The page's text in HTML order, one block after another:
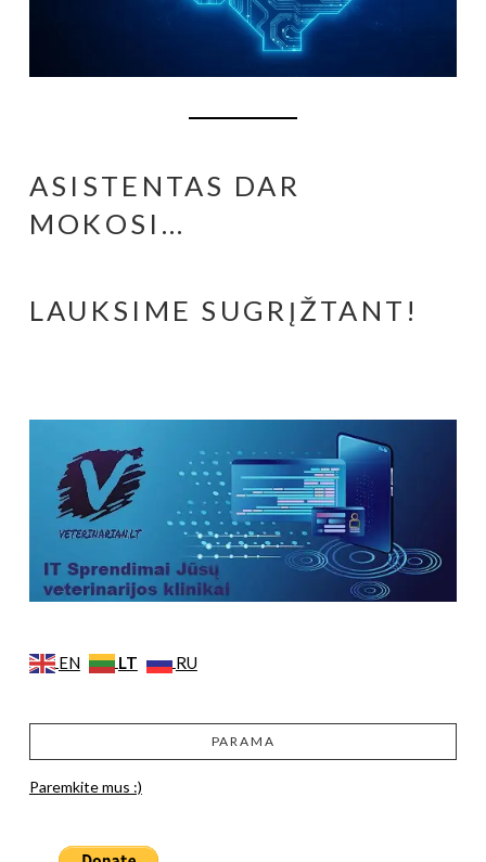
ASISTENTAS DAR
MOKOSI…
LAUKSIME SUGRĮŽTANT!
EN LT RU
PARAMA
Paremkite mus :)